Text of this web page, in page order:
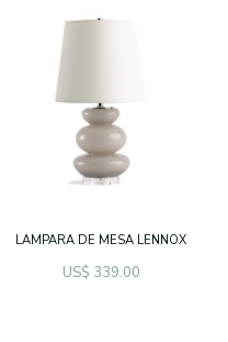
LAMPARA DE MESA LENNOX
US$ 339.00